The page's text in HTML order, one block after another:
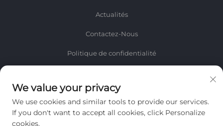
Actualités
Contactez-Nous
Politique de confidentialité
Inscrivez-vous pour recevoir notre newsletter hebdomadaire
We value your privacy
We use cookies and similar tools to provide our services.
If you don't want to accept all cookies, click Personalize
cookies.